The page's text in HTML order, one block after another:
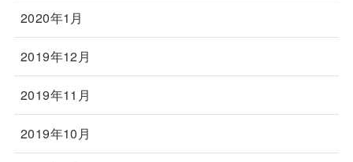
2020年1月
2019年12月
2019年11月
2019年10月